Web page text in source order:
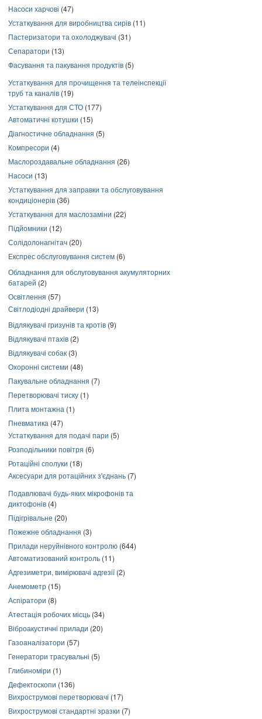
Насоси харчові (47)
Устаткування для виробництва сирів (11)
Пастеризатори та охолоджувачі (31)
Сепаратори (13)
Фасування та пакування продуктів (5)
Устаткування для прочищення та телеінспекції
труб та каналів (19)
Устаткування для СТО (177)
Автоматичні котушки (15)
Діагностичне обладнання (5)
Компресори (4)
Маслороздавальне обладнання (26)
Насоси (13)
Устаткування для заправки та обслуговування
кондиціонерів (36)
Устаткування для маслозаміни (22)
Підйомники (12)
Солідолонагнітач (20)
Експрес обслуговування систем (6)
Обладнання для обслуговування акумуляторних
батарей (2)
Освітлення (57)
Світлодіодні драйвери (13)
Відлякувачі гризунів та кротів (9)
Відлякувачі птахів (2)
Відлякувачі собак (3)
Охоронні системи (48)
Пакувальне обладнання (7)
Перетворювачі тиску (1)
Плита монтажна (1)
Пневматика (47)
Устаткування для подачі пари (5)
Розподільники повітря (6)
Ротаційні сполуки (18)
Аксесуари для ротаційних з'єднань (7)
Подавлювачі будь-яких мікрофонів та
диктофонів (4)
Підігрівальне (20)
Пожежне обладнання (3)
Прилади неруйнівного контролю (644)
Автоматизований контроль (11)
Адгезиметри, вимірювачі адгезії(2)
Анемометр (15)
Аспіратори (8)
Атестація робочих місць (34)
Віброакустичні прилади (20)
Газоаналізатори (57)
Генератори трасувальні (5)
Глибиноміри (1)
Дефектоскопи (136)
Вихрострумові перетворювачі (17)
Вихрострумові стандартні зразки (7)